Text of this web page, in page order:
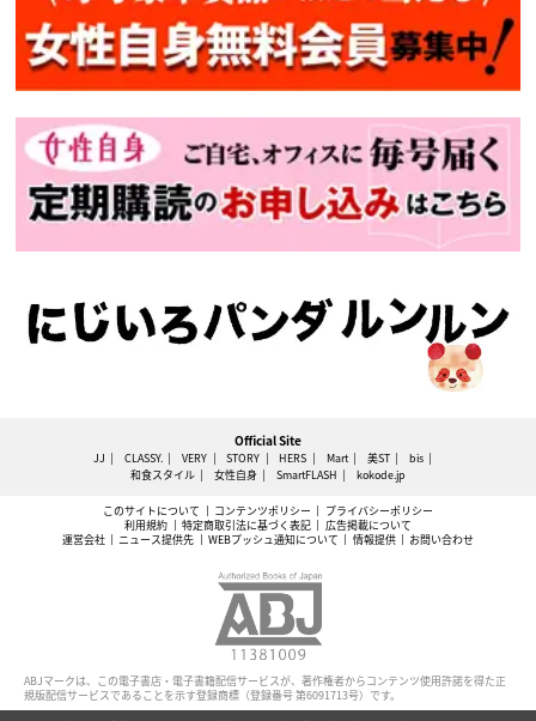
Official Site
JJ CLASSY. VERY STORY HERS Mart 美ST
bis
和食スタイル
女性自身 SmartFLASH kokode.jp
このサイトについて コンテンツポリシー
プライバシーポリシー
利用規約
特定商取引法に基づく表記
広告掲載について
運営会社
ニュース提供先 WEBプッシュ通知について 情報提供 お問い合わせ
ABJマークは、この電子書店・電子書籍配信サービスが、著作権者からコンテンツ使用許諾を得た正
規版配信サービスであることを示す登録商標（登録番号 第6091713号）です。